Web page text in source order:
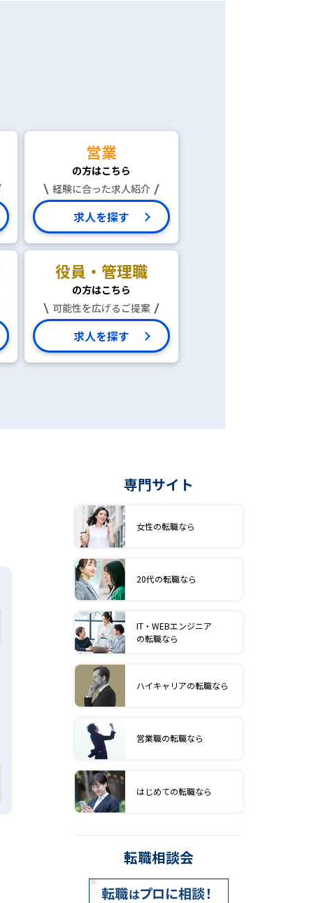
営業
の方はこちら
経験に合った求人紹介
求人を探す
役員・管理職
の方はこちら
可能性を広げるご提案
求人を探す
専門サイト
女性の転職なら
20代の転職なら
IT・WEBエンジニア
の転職なら
ハイキャリアの転職なら
営業職の転職なら
はじめての転職なら
転職相談会